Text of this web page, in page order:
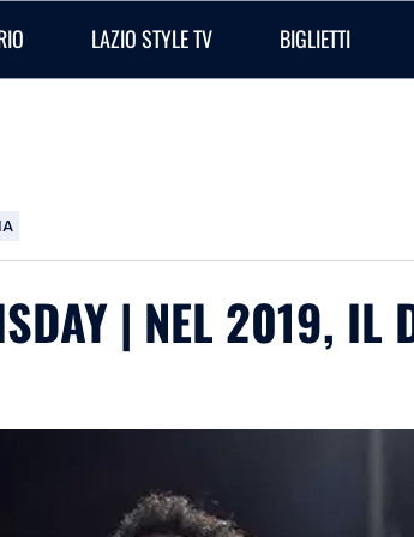
LAZIO STYLE TV BIGLIETTI
| NEL 2019, IL